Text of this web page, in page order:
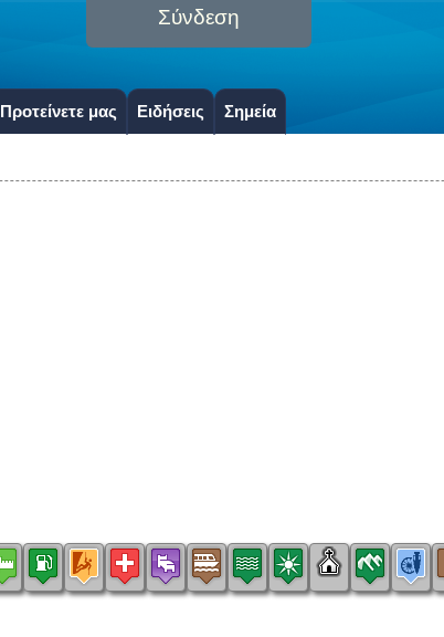
Σύνδεση
Προτείνετε μας Ειδήσεις Σημεία